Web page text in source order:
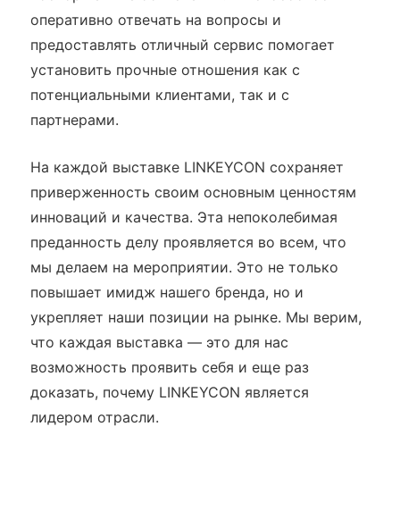
оперативно отвечать на вопросы и
предоставлять отличный сервис помогает
установить прочные отношения как с
потенциальными клиентами, так и с
партнерами.
На каждой выставке LINKEYCON сохраняет
приверженность своим основным ценностям
инноваций и качества. Эта непоколебимая
преданность делу проявляется во всем, что
мы делаем на мероприятии. Это не только
повышает имидж нашего бренда, но и
укрепляет наши позиции на рынке. Мы верим,
что каждая выставка — это для нас
возможность проявить себя и еще раз
доказать, почему LINKEYCON является
лидером отрасли.